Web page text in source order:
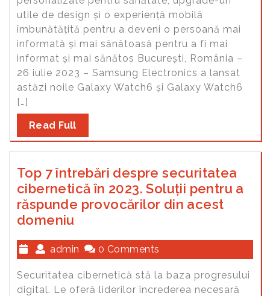
utile de design și o experiență mobilă
îmbunătățită pentru a deveni o persoană mai
informată și mai sănătoasă pentru a fi mai
informat și mai sănătos București, România –
26 iulie 2023 – Samsung Electronics a lansat
astăzi noile Galaxy Watch6 și Galaxy Watch6
[…]
Read Full
Top 7 întrebări despre securitatea
cibernetică în 2023. Soluții pentru a
răspunde provocărilor din acest
domeniu
admin 0 Comments
Securitatea cibernetică stă la baza progresului
digital. Le oferă liderilor încrederea necesară